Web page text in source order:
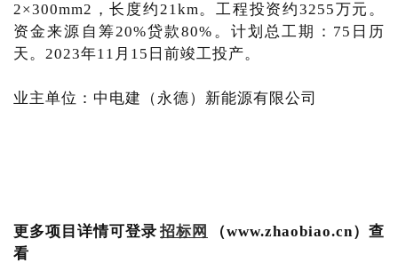
2×300mm2，长度约21km。工程投资约3255万元。
资金来源自筹20%贷款80%。计划总工期：75日历
天。2023年11月15日前竣工投产。
业主单位：中电建（永德）新能源有限公司
更多项目详情可登录 招标网
（www.zhaobiao.cn）查
看